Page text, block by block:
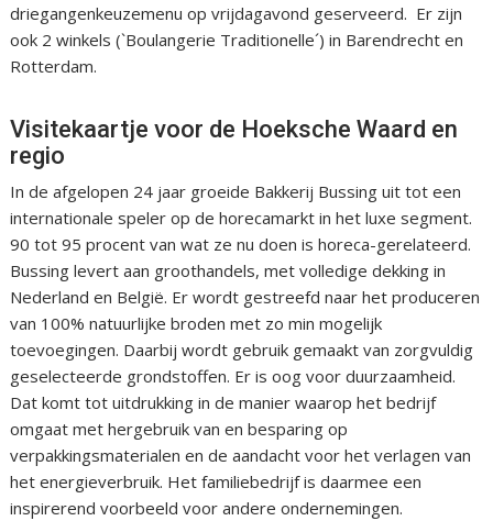
driegangenkeuzemenu op vrijdagavond geserveerd. Er zijn
ook 2 winkels (`Boulangerie Traditionelle´) in Barendrecht en
Rotterdam.
Visitekaartje voor de Hoeksche Waard en
regio
In de afgelopen 24 jaar groeide Bakkerij Bussing uit tot een
internationale speler op de horecamarkt in het luxe segment.
90 tot 95 procent van wat ze nu doen is horeca-gerelateerd.
Bussing levert aan groothandels, met volledige dekking in
Nederland en België. Er wordt gestreefd naar het produceren
van 100% natuurlijke broden met zo min mogelijk
toevoegingen. Daarbij wordt gebruik gemaakt van zorgvuldig
geselecteerde grondstoffen. Er is oog voor duurzaamheid.
Dat komt tot uitdrukking in de manier waarop het bedrijf
omgaat met hergebruik van en besparing op
verpakkingsmaterialen en de aandacht voor het verlagen van
het energieverbruik. Het familiebedrijf is daarmee een
inspirerend voorbeeld voor andere ondernemingen.